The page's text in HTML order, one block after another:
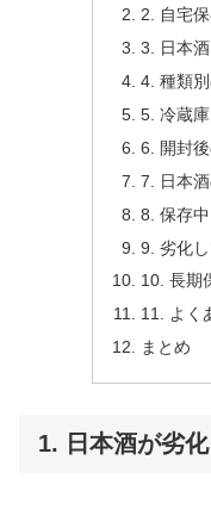
2. 自宅保
3. 日本
4. 種類
5. 冷蔵
6. 開封
7. 日本
8. 保存
9. 劣化
10. 長期
11. よく
まとめ
1. 日本酒が劣